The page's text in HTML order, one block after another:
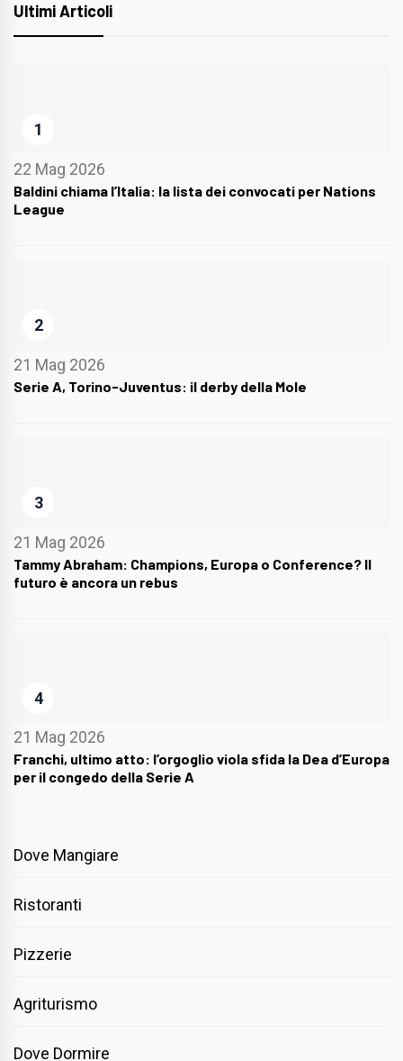
Ultimi Articoli
1
22 Mag 2026
Baldini chiama l’Italia: la lista dei convocati per Nations
League
2
21 Mag 2026
Serie A, Torino-Juventus: il derby della Mole
3
21 Mag 2026
Tammy Abraham: Champions, Europa o Conference? Il
futuro è ancora un rebus
4
21 Mag 2026
Franchi, ultimo atto: l’orgoglio viola sfida la Dea d’Europa
per il congedo della Serie A
Dove Mangiare
Ristoranti
Pizzerie
Agriturismo
Dove Dormire